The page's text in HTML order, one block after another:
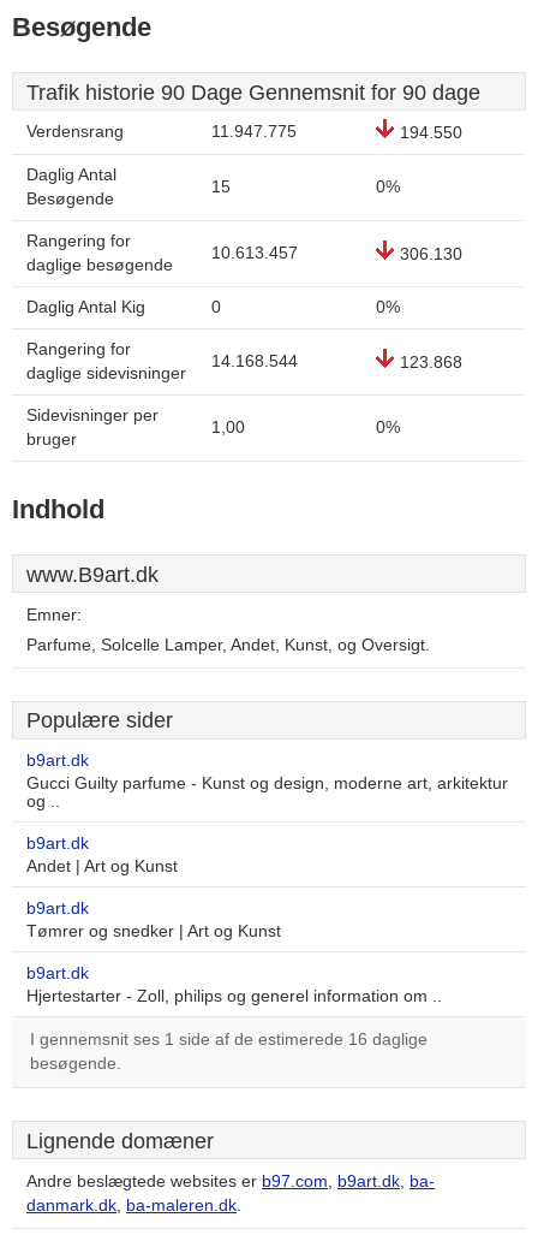
Besøgende
Trafik historie 90 Dage Gennemsnit for 90 dage
Verdensrang 11.947.775 194.550
Daglig Antal
Besøgende
15 0%
Rangering for
daglige besøgende
10.613.457 306.130
Daglig Antal Kig 0 0%
Rangering for
daglige sidevisninger
14.168.544 123.868
Sidevisninger per
bruger
1,00 0%
Indhold
www.B9art.dk
Emner:
Parfume, Solcelle Lamper, Andet, Kunst, og Oversigt.
Populære sider
b9art.dk
Gucci Guilty parfume - Kunst og design, moderne art, arkitektur
og ..
b9art.dk
Andet | Art og Kunst
b9art.dk
Tømrer og snedker | Art og Kunst
b9art.dk
Hjertestarter - Zoll, philips og generel information om ..
I gennemsnit ses 1 side af de estimerede 16 daglige
besøgende.
Lignende domæner
Andre beslægtede websites er b97.com, b9art.dk, ba-
danmark.dk, ba-maleren.dk.